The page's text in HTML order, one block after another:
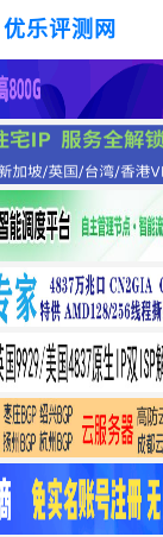
优乐评测网